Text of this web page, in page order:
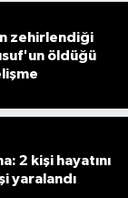
zehirlendiği
öldüğü
2 kişi hayatını
yaralandı